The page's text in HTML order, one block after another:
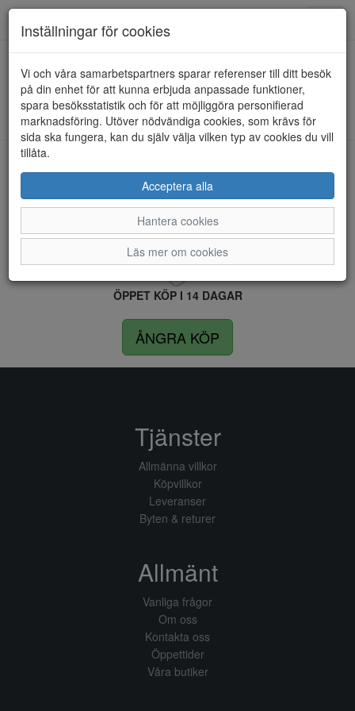
HEM TAMARIS
Kunde inte hitta några artiklar...
LEVERANS INOM 4 DAGAR INOM SVERIGE
FRI FRAKT VID KÖP ÖVER 1.500 KR
ÖPPET KÖP I 14 DAGAR
ÅNGRA KÖP
Inställningar för cookies
Vi och våra samarbetspartners sparar referenser till ditt besök
på din enhet för att kunna erbjuda anpassade funktioner,
spara besöksstatistik och för att möjliggöra personifierad
marknadsföring. Utöver nödvändiga cookies, som krävs för
sida ska fungera, kan du själv välja vilken typ av cookies du vill
tillåta.
Acceptera alla
Hantera cookies
Läs mer om cookies
Tjänster
Allmänna villkor
Köpvillkor
Leveranser
Byten & returer
Allmänt
Vanliga frågor
Om oss
Kontakta oss
Öppettider
Våra butiker